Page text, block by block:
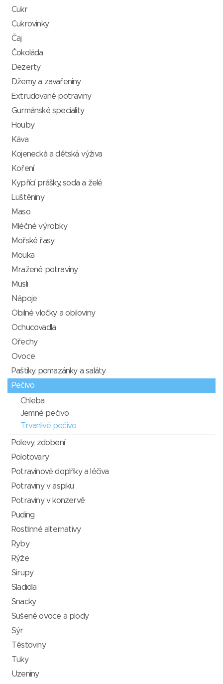
Cukr
Cukrovinky
Čaj
Čokoláda
Dezerty
Džemy a zavařeniny
Extrudované potraviny
Gurmánské speciality
Houby
Káva
Kojenecká a dětská výživa
Koření
Kypřící prášky, soda a želé
Luštěniny
Maso
Mléčné výrobky
Mořské řasy
Mouka
Mražené potraviny
Müsli
Nápoje
Obilné vločky a obiloviny
Ochucovadla
Ořechy
Ovoce
Paštiky, pomazánky a saláty
Pečivo
Chleba
Jemné pečivo
Trvanlivé pečivo
Polevy, zdobení
Polotovary
Potravinové doplňky a léčiva
Potraviny v aspiku
Potraviny v konzervě
Puding
Rostlinné alternativy
Ryby
Rýže
Sirupy
Sladidla
Snacky
Sušené ovoce a plody
Sýr
Těstoviny
Tuky
Uzeniny